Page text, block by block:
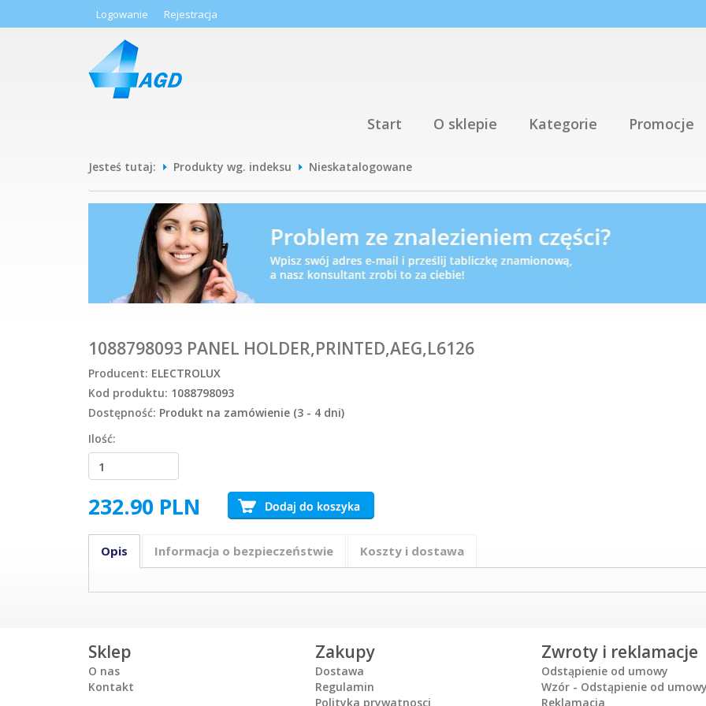
Logowanie Rejestracja
Start O sklepie Kategorie Promocje
Jesteś tutaj: Produkty wg. indeksu Nieskatalogowane
1088798093 PANEL HOLDER,PRINTED,AEG,L6126
Producent: ELECTROLUX
Kod produktu: 1088798093
Dostępność: Produkt na zamówienie (3 - 4 dni)
Ilość:
232.90 PLN
Opis Informacja o bezpieczeństwie Koszty i dostawa
Sklep
O nas
Kontakt
Zakupy
Dostawa
Regulamin
Polityka prywatnosci
Zwroty i reklamacje
Odstąpienie od umowy
Wzór - Odstąpienie od
Reklamacja